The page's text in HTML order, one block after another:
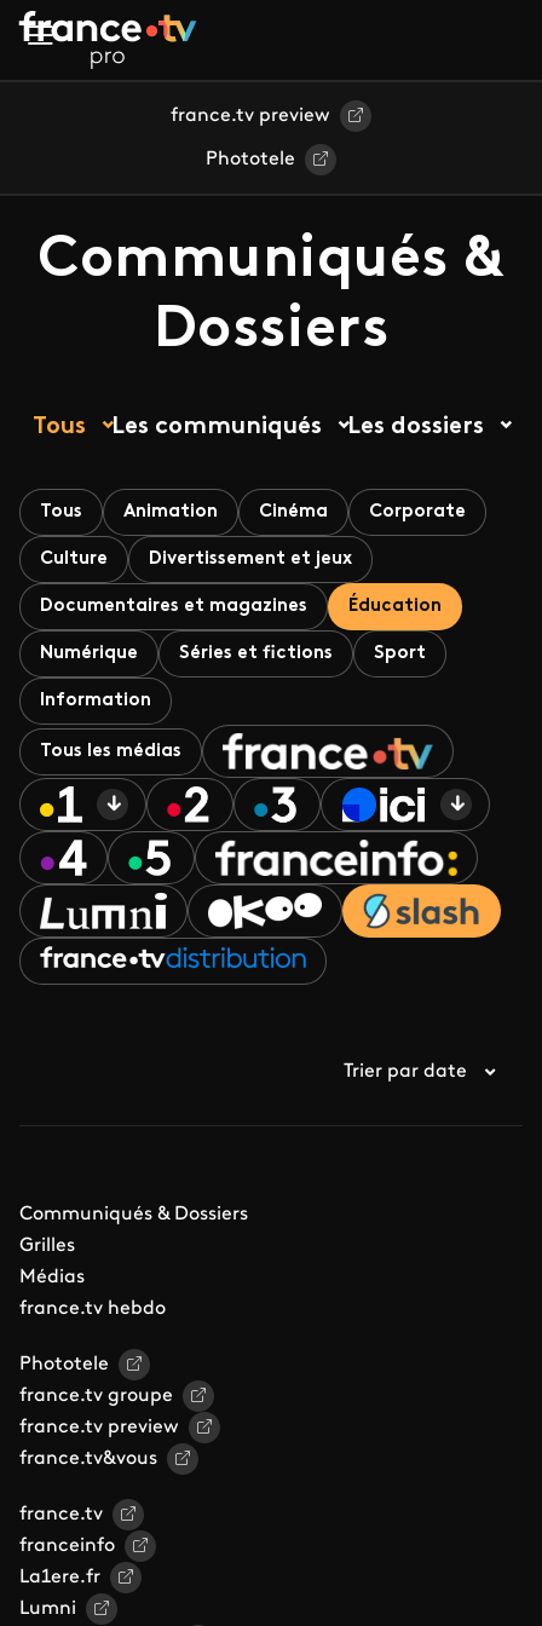
Aller au contenu principal
france.tv preview
Phototele
Communiqués &
Dossiers
Tous Les communiqués Les dossiers
Tous Animation Cinéma Corporate
Culture Divertissement et jeux
Documentaires et magazines Éducation
Numérique Séries et fictions Sport
Information
Tous les médias
Trier par date
Communiqués & Dossiers
Grilles
Médias
france.tv hebdo
Phototele
france.tv groupe
france.tv preview
france.tv&vous
france.tv
franceinfo
La1ere.fr
Lumni